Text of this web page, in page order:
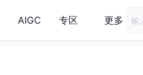
AIGC 专区 更多